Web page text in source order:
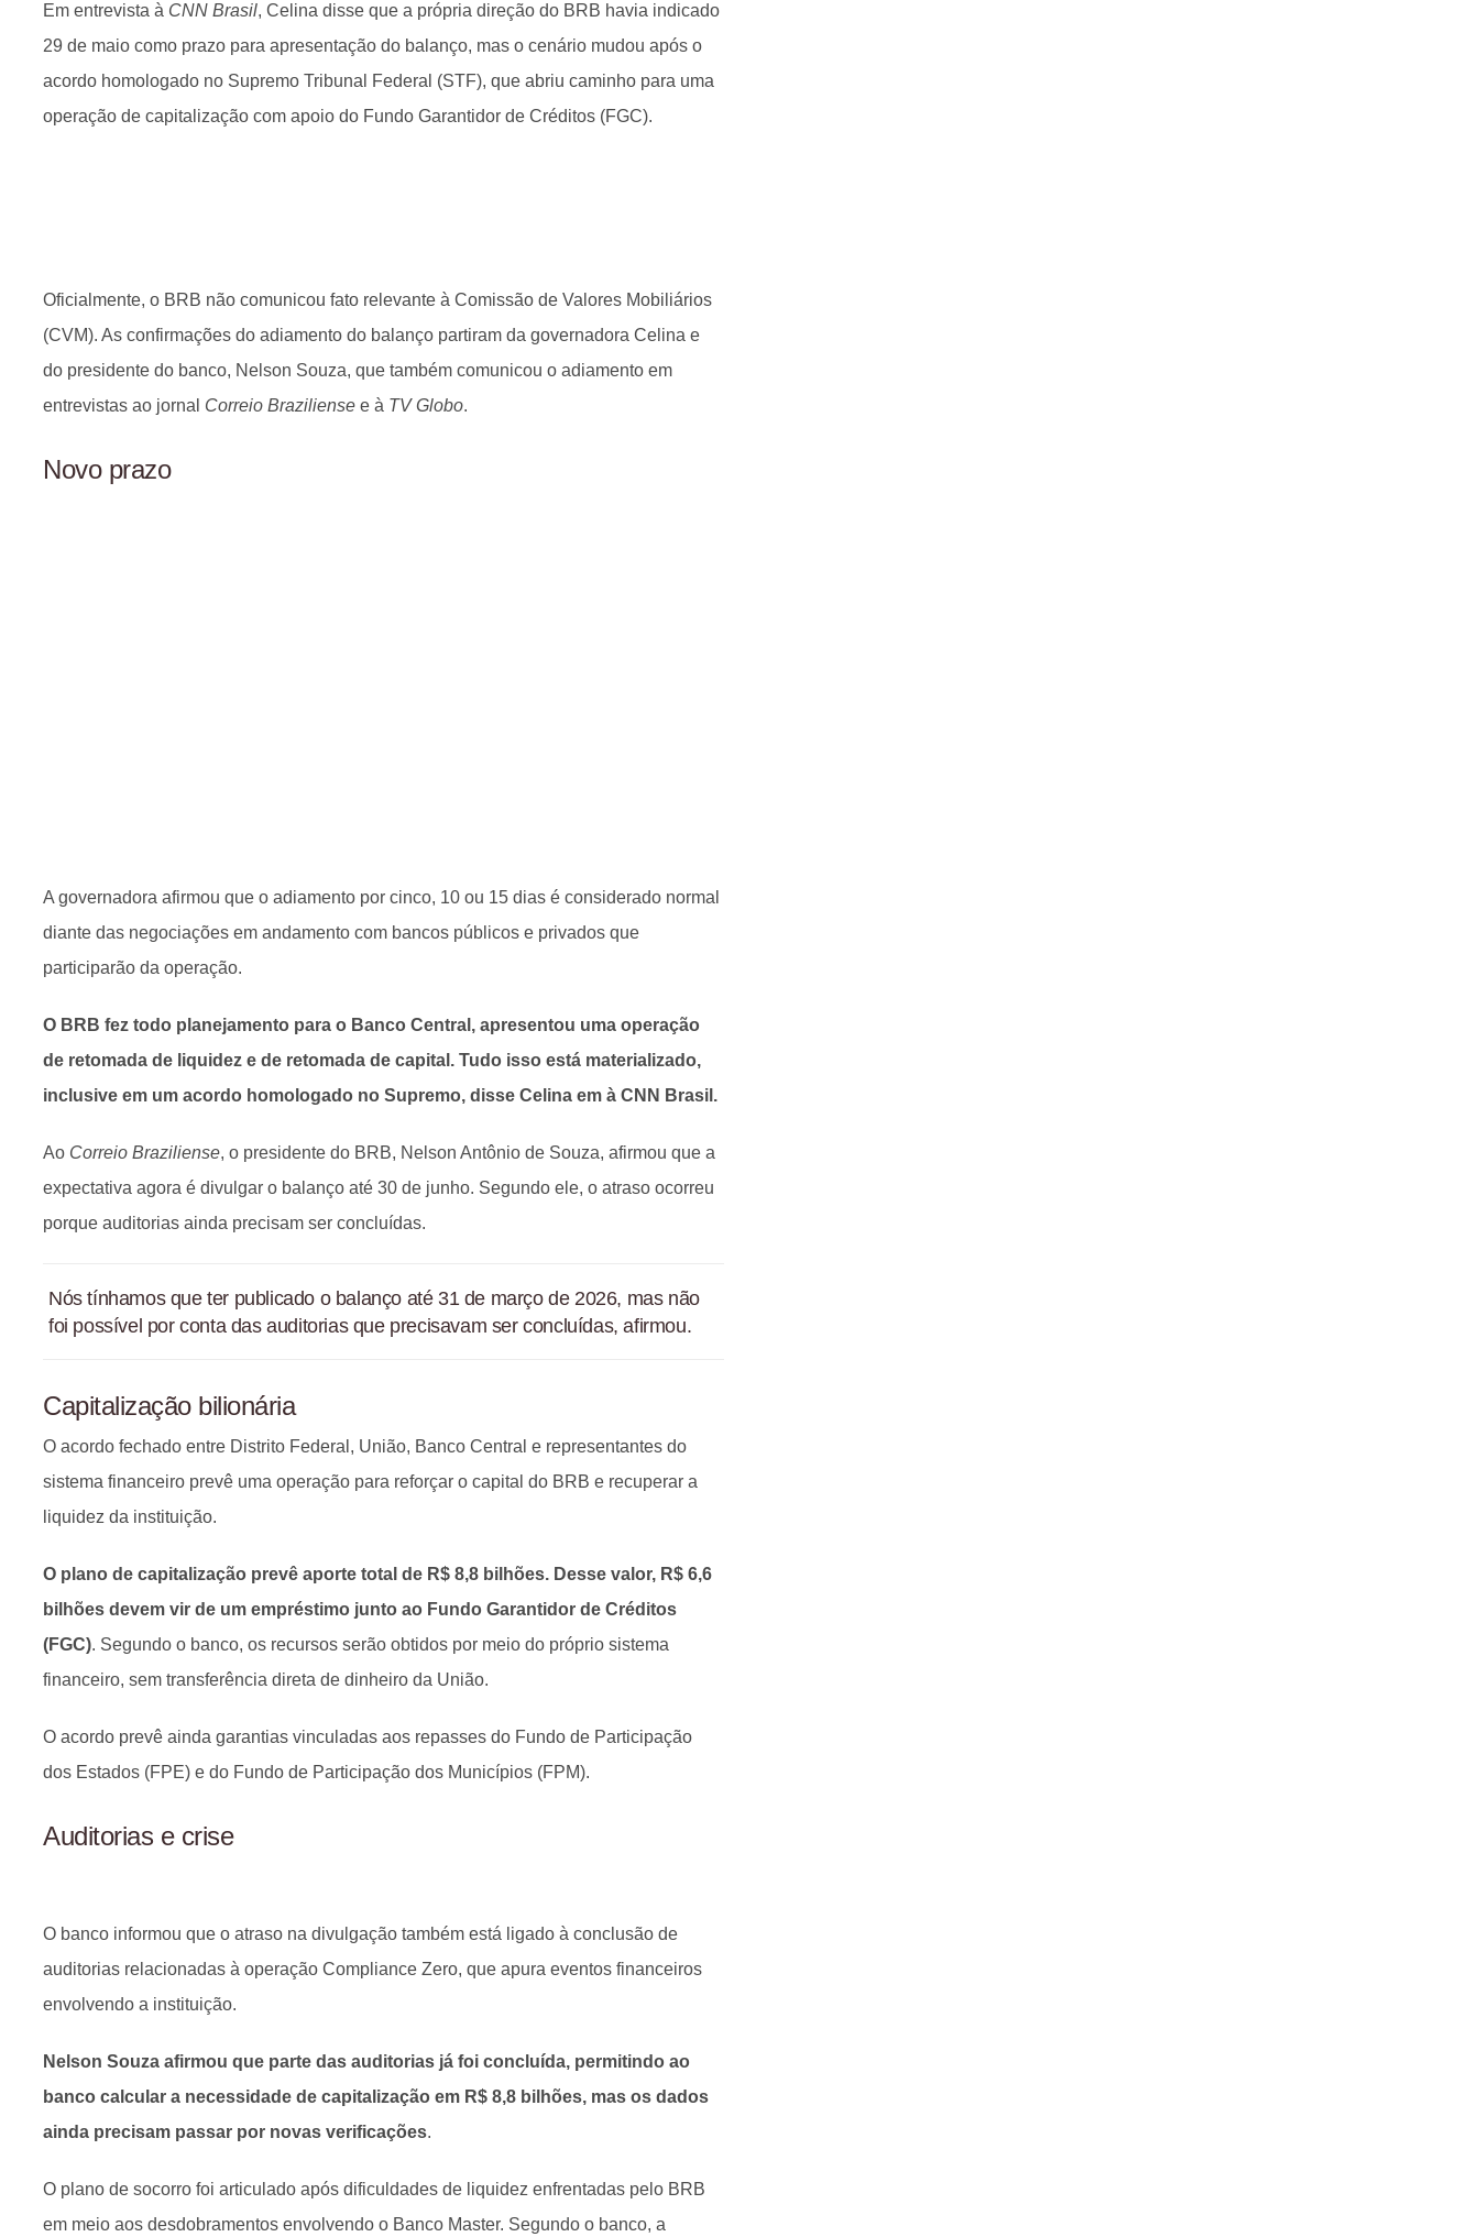
Em entrevista à CNN Brasil, Celina disse que a própria direção do BRB havia indicado
29 de maio como prazo para apresentação do balanço, mas o cenário mudou após o
acordo homologado no Supremo Tribunal Federal (STF), que abriu caminho para uma
operação de capitalização com apoio do Fundo Garantidor de Créditos (FGC).
Oficialmente, o BRB não comunicou fato relevante à Comissão de Valores Mobiliários
(CVM). As confirmações do adiamento do balanço partiram da governadora Celina e
do presidente do banco, Nelson Souza, que também comunicou o adiamento em
entrevistas ao jornal Correio Braziliense e à TV Globo.
Novo prazo
A governadora afirmou que o adiamento por cinco, 10 ou 15 dias é considerado normal
diante das negociações em andamento com bancos públicos e privados que
participarão da operação.
O BRB fez todo planejamento para o Banco Central, apresentou uma operação
de retomada de liquidez e de retomada de capital. Tudo isso está materializado,
inclusive em um acordo homologado no Supremo, disse Celina em à CNN Brasil.
Ao Correio Braziliense, o presidente do BRB, Nelson Antônio de Souza, afirmou que a
expectativa agora é divulgar o balanço até 30 de junho. Segundo ele, o atraso ocorreu
porque auditorias ainda precisam ser concluídas.
Nós tínhamos que ter publicado o balanço até 31 de março de 2026, mas não
foi possível por conta das auditorias que precisavam ser concluídas, afirmou.
Capitalização bilionária
O acordo fechado entre Distrito Federal, União, Banco Central e representantes do
sistema financeiro prevê uma operação para reforçar o capital do BRB e recuperar a
liquidez da instituição.
O plano de capitalização prevê aporte total de R$ 8,8 bilhões. Desse valor, R$ 6,6
bilhões devem vir de um empréstimo junto ao Fundo Garantidor de Créditos
(FGC). Segundo o banco, os recursos serão obtidos por meio do próprio sistema
financeiro, sem transferência direta de dinheiro da União.
O acordo prevê ainda garantias vinculadas aos repasses do Fundo de Participação
dos Estados (FPE) e do Fundo de Participação dos Municípios (FPM).
Auditorias e crise
O banco informou que o atraso na divulgação também está ligado à conclusão de
auditorias relacionadas à operação Compliance Zero, que apura eventos financeiros
envolvendo a instituição.
Nelson Souza afirmou que parte das auditorias já foi concluída, permitindo ao
banco calcular a necessidade de capitalização em R$ 8,8 bilhões, mas os dados
ainda precisam passar por novas verificações.
O plano de socorro foi articulado após dificuldades de liquidez enfrentadas pelo BRB
em meio aos desdobramentos envolvendo o Banco Master. Segundo o banco, a